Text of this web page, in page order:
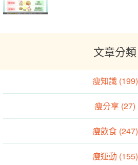
文章分類
瘦知識 (199)
瘦分享 (27)
瘦飲食 (247)
瘦運動 (155)